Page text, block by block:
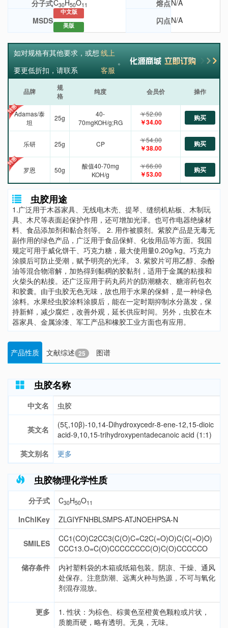
分子式C30H50O11 熔点N/A
MSDS
中文版
美版
闪点N/A
如对规格有其他要求，或想
要更低折扣，请联系
线上
客服
。
品牌
规
格
纯度 会员价 操作
Adamas/泰
坦
25g
40-
70mgKOH/g;RG
￥52.00
￥34.00 购买
乐研 25g CP ￥54.00
￥38.00 购买
罗恩 50g
酸值40-70mg
KOH/g
￥66.00
￥53.00 购买
虫胶用途
1.广泛用于木器家具、无线电木壳、提琴、缝纫机粘板、木制玩
具、木尺等表面起保护作用，还可增加光泽。也可作电器绝缘材
料、食品添加剂和黏合剂等。 2. 用作被膜剂。紫胶产品是无毒无
副作用的绿色产品，广泛用于食品保鲜、化妆用品等方面。我国
规定可用于威化饼干、巧克力糖，最大使用量0.20g/kg。巧克力
涂膜后可防止受潮，赋予明亮的光泽。 3. 紫胶片可用乙醇、杂酚
油等混合物溶解，加热得到黏稠的胶黏剂，适用于金属的粘接和
火柴头的粘接。还广泛应用于药丸药片的防潮糖衣、糖溶药包衣
和胶囊。由于虫胶无色无味，故也用于水果的保鲜，是一种绿色
涂料。水果经虫胶涂料涂膜后，能在一定时期抑制水分蒸发，保
持新鲜，减少腐烂，改善外观，延长供应时间。另外，虫胶在木
器家具、金属涂漆、军工产品和橡胶工业方面也有应用。
产品性质 文献综述 25 图谱
虫胶名称
中文名 虫胶
英文名
(5ξ,10β)-10,14-Dihydroxycedr-8-ene-12,15-dioic
acid-9,10,15-trihydroxypentadecanoic acid (1:1)
英文别名
更多
虫胶物理化学性质
分子式 C30H50O11
InChIKey ZLGIYFNHBLSMPS-ATJNOEHPSA-N
SMILES
CC1(CO)C2CC3(C(O)C=C2C(=O)O)C(C(=O)O)
CCC13.O=C(O)CCCCCCCC(O)C(O)CCCCCO
储存条件
内衬塑料袋的木箱或纸箱包装。阴凉、干燥、通风
处保存。注意防潮、远离火种与热源，不可与氧化
剂混存混放。
更多
1. 性状：为棕色、棕黄色至橙黄色颗粒或片状，
质脆而硬，略有透明。无臭，无味。